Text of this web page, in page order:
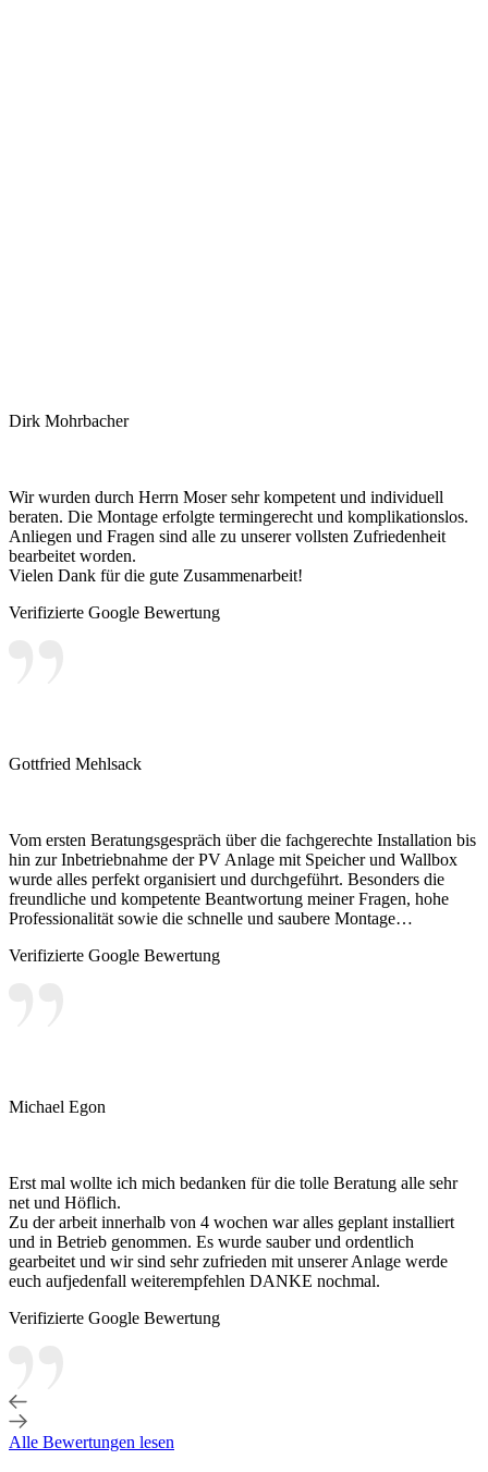
Dirk Mohrbacher
Wir wurden durch Herrn Moser sehr kompetent und individuell
beraten. Die Montage erfolgte termingerecht und komplikationslos.
Anliegen und Fragen sind alle zu unserer vollsten Zufriedenheit
bearbeitet worden.
Vielen Dank für die gute Zusammenarbeit!
Verifizierte Google Bewertung
Gottfried Mehlsack
Vom ersten Beratungsgespräch über die fachgerechte Installation bis
hin zur Inbetriebnahme der PV Anlage mit Speicher und Wallbox
wurde alles perfekt organisiert und durchgeführt. Besonders die
freundliche und kompetente Beantwortung meiner Fragen, hohe
Professionalität sowie die schnelle und saubere Montage…
Verifizierte Google Bewertung
Michael Egon
Erst mal wollte ich mich bedanken für die tolle Beratung alle sehr
net und Höflich.
Zu der arbeit innerhalb von 4 wochen war alles geplant installiert
und in Betrieb genommen. Es wurde sauber und ordentlich
gearbeitet und wir sind sehr zufrieden mit unserer Anlage werde
euch aufjedenfall weiterempfehlen DANKE nochmal.
Verifizierte Google Bewertung
Alle Bewertungen lesen